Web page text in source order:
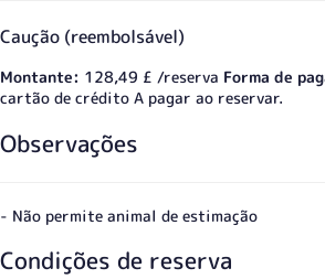
Caução (reembolsável)
Montante: 128,49 £ /reserva Forma de
cartão de crédito A pagar ao reservar.
Observações
- Não permite animal de estimação
Condições de reserva